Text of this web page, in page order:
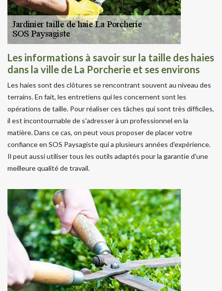
Les informations à savoir sur la taille des haies
dans la ville de La Porcherie et ses environs
Les haies sont des clôtures se rencontrant souvent au niveau des
terrains. En fait, les entretiens qui les concernent sont les
opérations de taille. Pour réaliser ces tâches qui sont très difficiles,
il est incontournable de s'adresser à un professionnel en la
matière. Dans ce cas, on peut vous proposer de placer votre
confiance en SOS Paysagiste qui a plusieurs années d'expérience.
Il peut aussi utiliser tous les outils adaptés pour la garantie d'une
meilleure qualité de travail.